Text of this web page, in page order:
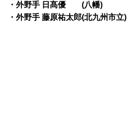
・外野手 日髙優 (八幡)
・外野手 藤原祐太郎(北九州市立)